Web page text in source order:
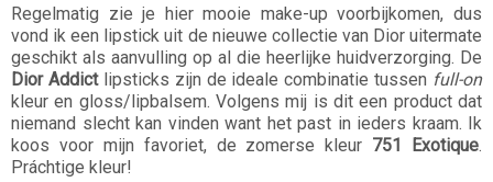
Regelmatig zie je hier mooie make-up voorbijkomen, dus
vond ik een lipstick uit de nieuwe collectie van Dior uitermate
geschikt als aanvulling op al die heerlijke huidverzorging. De
Dior Addictlipsticks zijn de ideale combinatie tussen full-on
kleur en gloss/lipbalsem. Volgens mij is dit een product dat
niemand slecht kan vinden want het past in ieders kraam. Ik
koos voor mijn favoriet, de zomerse kleur 751 Exotique.
Práchtige kleur!